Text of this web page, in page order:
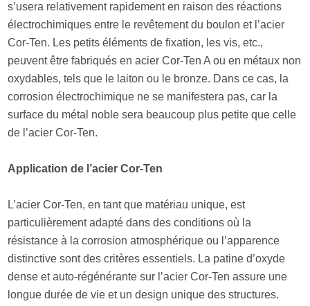
s’usera relativement rapidement en raison des réactions
électrochimiques entre le revêtement du boulon et l’acier
Cor-Ten. Les petits éléments de fixation, les vis, etc.,
peuvent être fabriqués en acier Cor-Ten A ou en métaux non
oxydables, tels que le laiton ou le bronze. Dans ce cas, la
corrosion électrochimique ne se manifestera pas, car la
surface du métal noble sera beaucoup plus petite que celle
de l’acier Cor-Ten.
Application de l’acier Cor-Ten
L’acier Cor-Ten, en tant que matériau unique, est
particulièrement adapté dans des conditions où la
résistance à la corrosion atmosphérique ou l’apparence
distinctive sont des critères essentiels. La patine d’oxyde
dense et auto-régénérante sur l’acier Cor-Ten assure une
longue durée de vie et un design unique des structures.